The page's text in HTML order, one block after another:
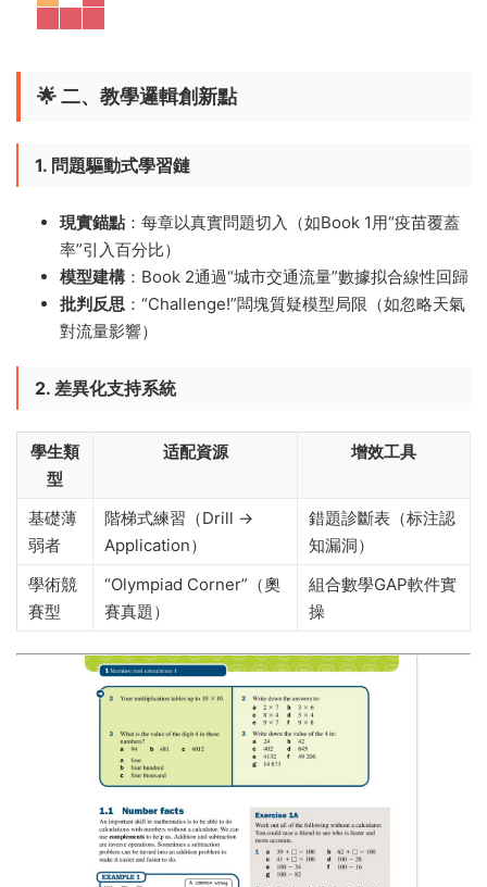
🌟 ​二、教學邏輯創新點
1. 問題驅動式學習鏈
現實錨點 ​：每章以真實問題切入（如Book 1用“疫苗覆蓋
率”引入百分比）
模型建構 ​：Book 2通過“城市交通流量”數據拟合線性回歸
批判反思 ​：“Challenge!”闆塊質疑模型局限（如忽略天氣
對流量影響）
2. 差異化支持系統
學生類
型
适配資源 增效工具
基礎薄
弱者
階梯式練習（Drill →
Application）
錯題診斷表（标注認
知漏洞）
學術競
賽型
“Olympiad Corner”（奧
賽真題）
組合數學GAP軟件實
操